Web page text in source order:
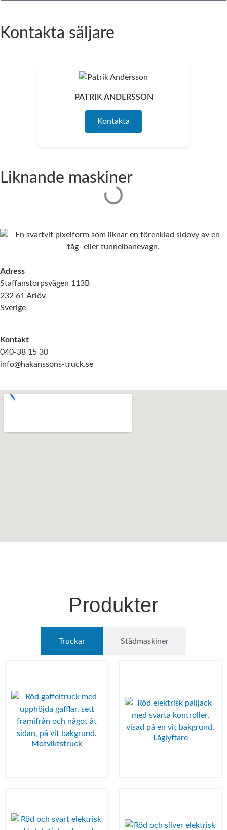
Kontakta säljare
PATRIK ANDERSSON
Kontakta
040-38 15 33
patrik@hakanssons-truck.se
Liknande maskiner
Adress
Staffanstorpsvägen 113B
232 61 Arlöv
Sverige
Kontakt
040-38 15 30
info@hakanssons-truck.se
Produkter
Truckar Städmaskiner
Motviktstruck
Låglyftare